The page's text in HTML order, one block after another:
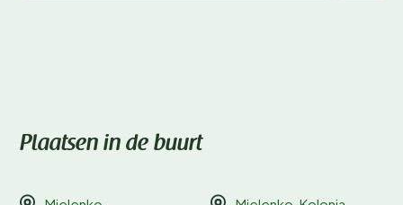
Plaatsen in de buurt